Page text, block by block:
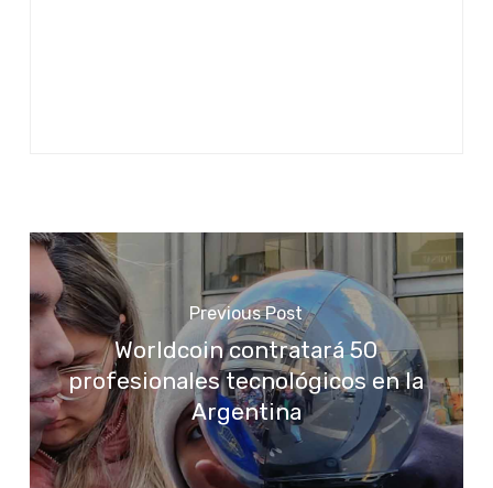
Previous Post
Worldcoin contratará 50
profesionales tecnológicos en la
Argentina